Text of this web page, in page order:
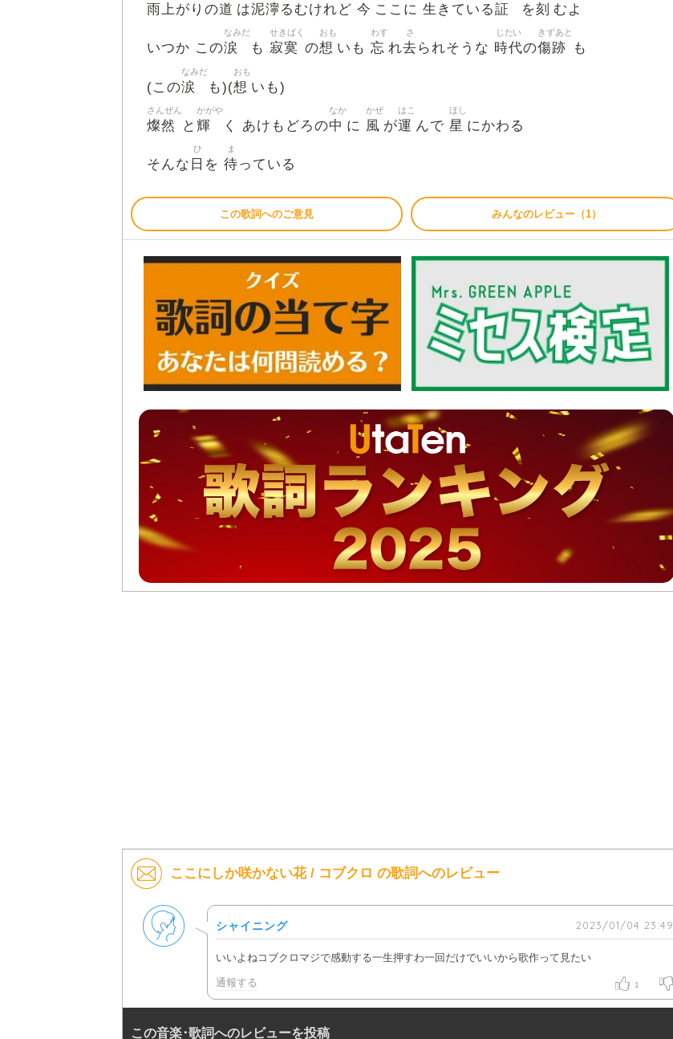
雨上がりの道 は泥濘るむけれど 今 ここに 生 きている証 を刻 むよ
いつか この涙
なみだ
も 寂寞
せきばく
の想
おも
いも 忘
わす
れ去
さ
られそうな 時代
じたい
の傷跡
きずあと
も
(この涙
なみだ
も)(想
おも
いも)
燦然
さんぜん
と 輝
かがや
く あけもどろの中
なか
に 風
かぜ
が運
はこ
んで 星
ほし
にかわる
そんな 日
ひ
を 待
ま
っている
この歌詞へのご意見 みんなのレビュー（1）
ここにしか咲かない花 / コブクロ の歌詞へのレビュー
男性
シャイニング 2023/01/04 23:49
いいよねコブクロマジで感動する一生押すわ一回だけでいいから歌作って見たい
通報する 1
この音楽･歌詞へのレビューを投稿